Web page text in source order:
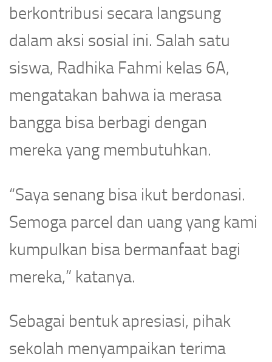
berkontribusi secara langsung
dalam aksi sosial ini. Salah satu
siswa, Radhika Fahmi kelas 6A,
mengatakan bahwa ia merasa
bangga bisa berbagi dengan
mereka yang membutuhkan.
“Saya senang bisa ikut berdonasi.
Semoga parcel dan uang yang kami
kumpulkan bisa bermanfaat bagi
mereka,” katanya.
Sebagai bentuk apresiasi, pihak
sekolah menyampaikan terima